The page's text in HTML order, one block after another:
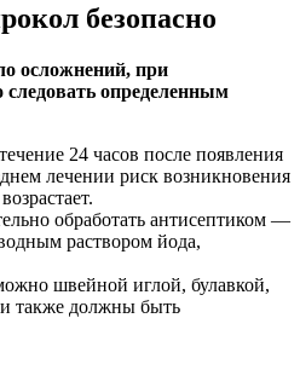
безопасно
осложнений, при
определенным
24 часов после появления
лечении риск возникновения
обработать антисептиком —
раствором йода,
швейной иглой, булавкой,
также должны быть